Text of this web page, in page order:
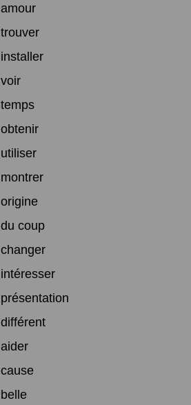
amour
trouver
installer
voir
temps
obtenir
utiliser
montrer
origine
du coup
changer
intéresser
présentation
différent
aider
cause
belle